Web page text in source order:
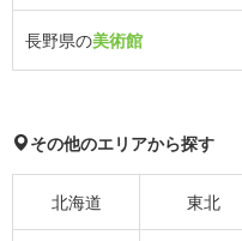
長野県の美術館
その他のエリアから探す
北海道 東北